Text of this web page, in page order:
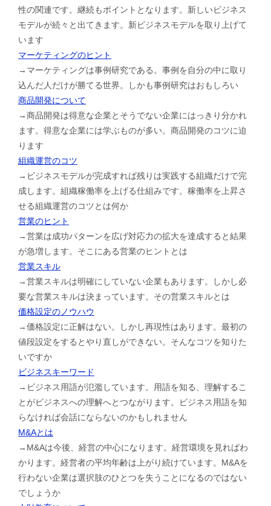
性の関連です。継続もポイントとなります。新しいビジネス
モデルが続々と出てきます。新ビジネスモデルを取り上げて
います
マーケティングのヒント
→マーケティングは事例研究である。事例を自分の中に取り
込んだ人だけが勝てる世界。しかも事例研究はおもしろい
商品開発について
→商品開発は得意な企業とそうでない企業にはっきり分かれ
ます。得意な企業には学ぶものが多い。商品開発のコツに迫
ります
組織運営のコツ
→ビジネスモデルが完成すれば残りは実践する組織だけで完
成します。組織稼働率を上げる仕組みです。稼働率を上昇さ
せる組織運営のコツとは何か
営業のヒント
→営業は成功パターンを広げ対応力の拡大を達成すると結果
が急増します。そこにある営業のヒントとは
営業スキル
→営業スキルは明確にしていない企業もあります。しかし必
要な営業スキルは決まっています。その営業スキルとは
価格設定のノウハウ
→価格設定に正解はない。しかし再現性はあります。最初の
値段設定をするとやり直しができない。そんなコツを知りた
いですか
ビジネスキーワード
→ビジネス用語が氾濫しています。用語を知る、理解するこ
とがビジネスへの理解へとつながります。ビジネス用語を知
らなければ会話にならないのかもしれません
M&Aとは
→M&Aは今後、経営の中心になります。経営環境を見ればわ
かります。経営者の平均年齢は上がり続けています。M&Aを
行わない企業は選択肢のひとつを失うことになるのではない
でしょうか